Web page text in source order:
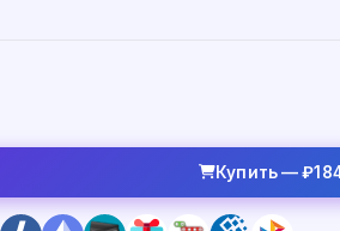
Купить —